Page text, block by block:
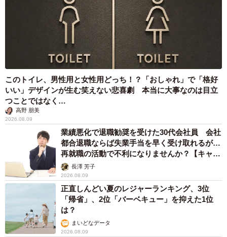
まいどなトピック
2026.08.08
ネット通販で「運営者情報」を見る人は約8
割 信頼できるサイト・怪しいサイトの判断基
準とは？
まいどなニュース情報部
「息子を一人にしてきたんです、帰らないと」 施設に入った
90歳母、障害のある60歳次男との暮らしは行き詰まり…【司法
書士の現場から】